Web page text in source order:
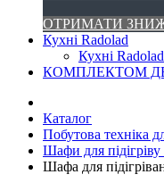
ОТРИМАТИ
Кухні Radolad
Кухні Radolad
КОМПЛЕКТОМ
Каталог
Побутова техніка
Шафи для
Шафа для